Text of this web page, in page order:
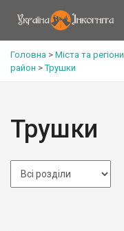
Головна > Міста та регіони
район >Трушки
Трушки